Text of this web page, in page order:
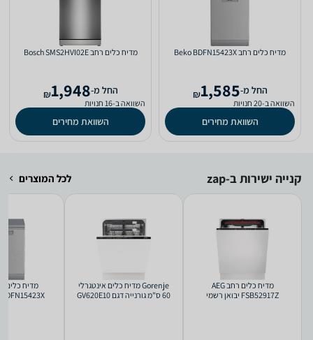
מדיח כלים ‏רחב Beko BDFN15423X
‫החל מ-1,585
₪
השוואה ב-20 חנויות
השוואת מחירים
מדיח כלים ‏רחב Bosch SMS2HVI02E
‫החל מ-1,948
₪
השוואה ב-16 חנויות
השוואת מחירים
קנייה ישירות ב-zap לכל המוצרים
מדיח כלים ‏רחב AEG
FSB52917Z יבואן רשמי
Gorenje מדיח כלים אינטגרלי
60 ס"מ גורנייה דגם GV620E10
BDFN15423X יבואן רשמי